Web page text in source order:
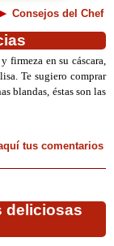
Consejos del Chef
firmeza en su cáscara,
Te sugiero comprar
blandas, éstas son las
tus comentarios
deliciosas